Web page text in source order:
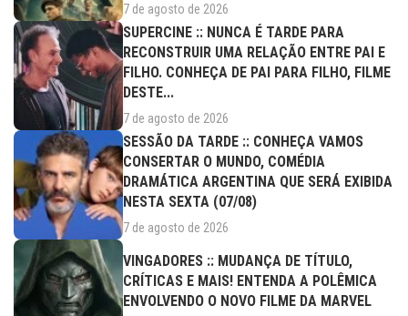
7 de agosto de 2026
SUPERCINE :: NUNCA É TARDE PARA
RECONSTRUIR UMA RELAÇÃO ENTRE PAI E
FILHO. CONHEÇA DE PAI PARA FILHO, FILME
DESTE...
7 de agosto de 2026
SESSÃO DA TARDE :: CONHEÇA VAMOS
CONSERTAR O MUNDO, COMÉDIA
DRAMÁTICA ARGENTINA QUE SERÁ EXIBIDA
NESTA SEXTA (07/08)
7 de agosto de 2026
VINGADORES :: MUDANÇA DE TÍTULO,
CRÍTICAS E MAIS! ENTENDA A POLÊMICA
ENVOLVENDO O NOVO FILME DA MARVEL